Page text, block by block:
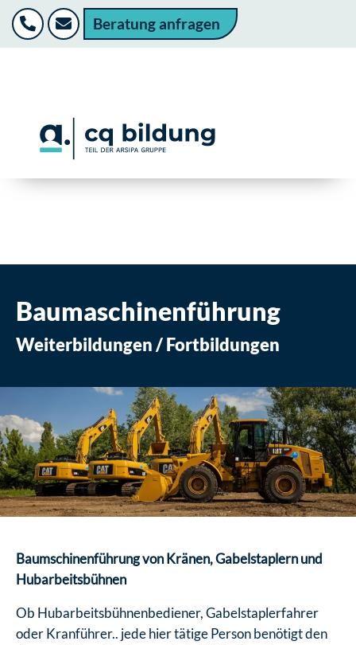
Beratung anfragen
Baumaschinenführung
Weiterbildungen / Fortbildungen
Baumschinenführung von Kränen, Gabelstaplern und
Hubarbeitsbühnen
Ob Hubarbeitsbühnenbediener, Gabelstaplerfahrer
oder Kranführer.. jede hier tätige Person benötigt den